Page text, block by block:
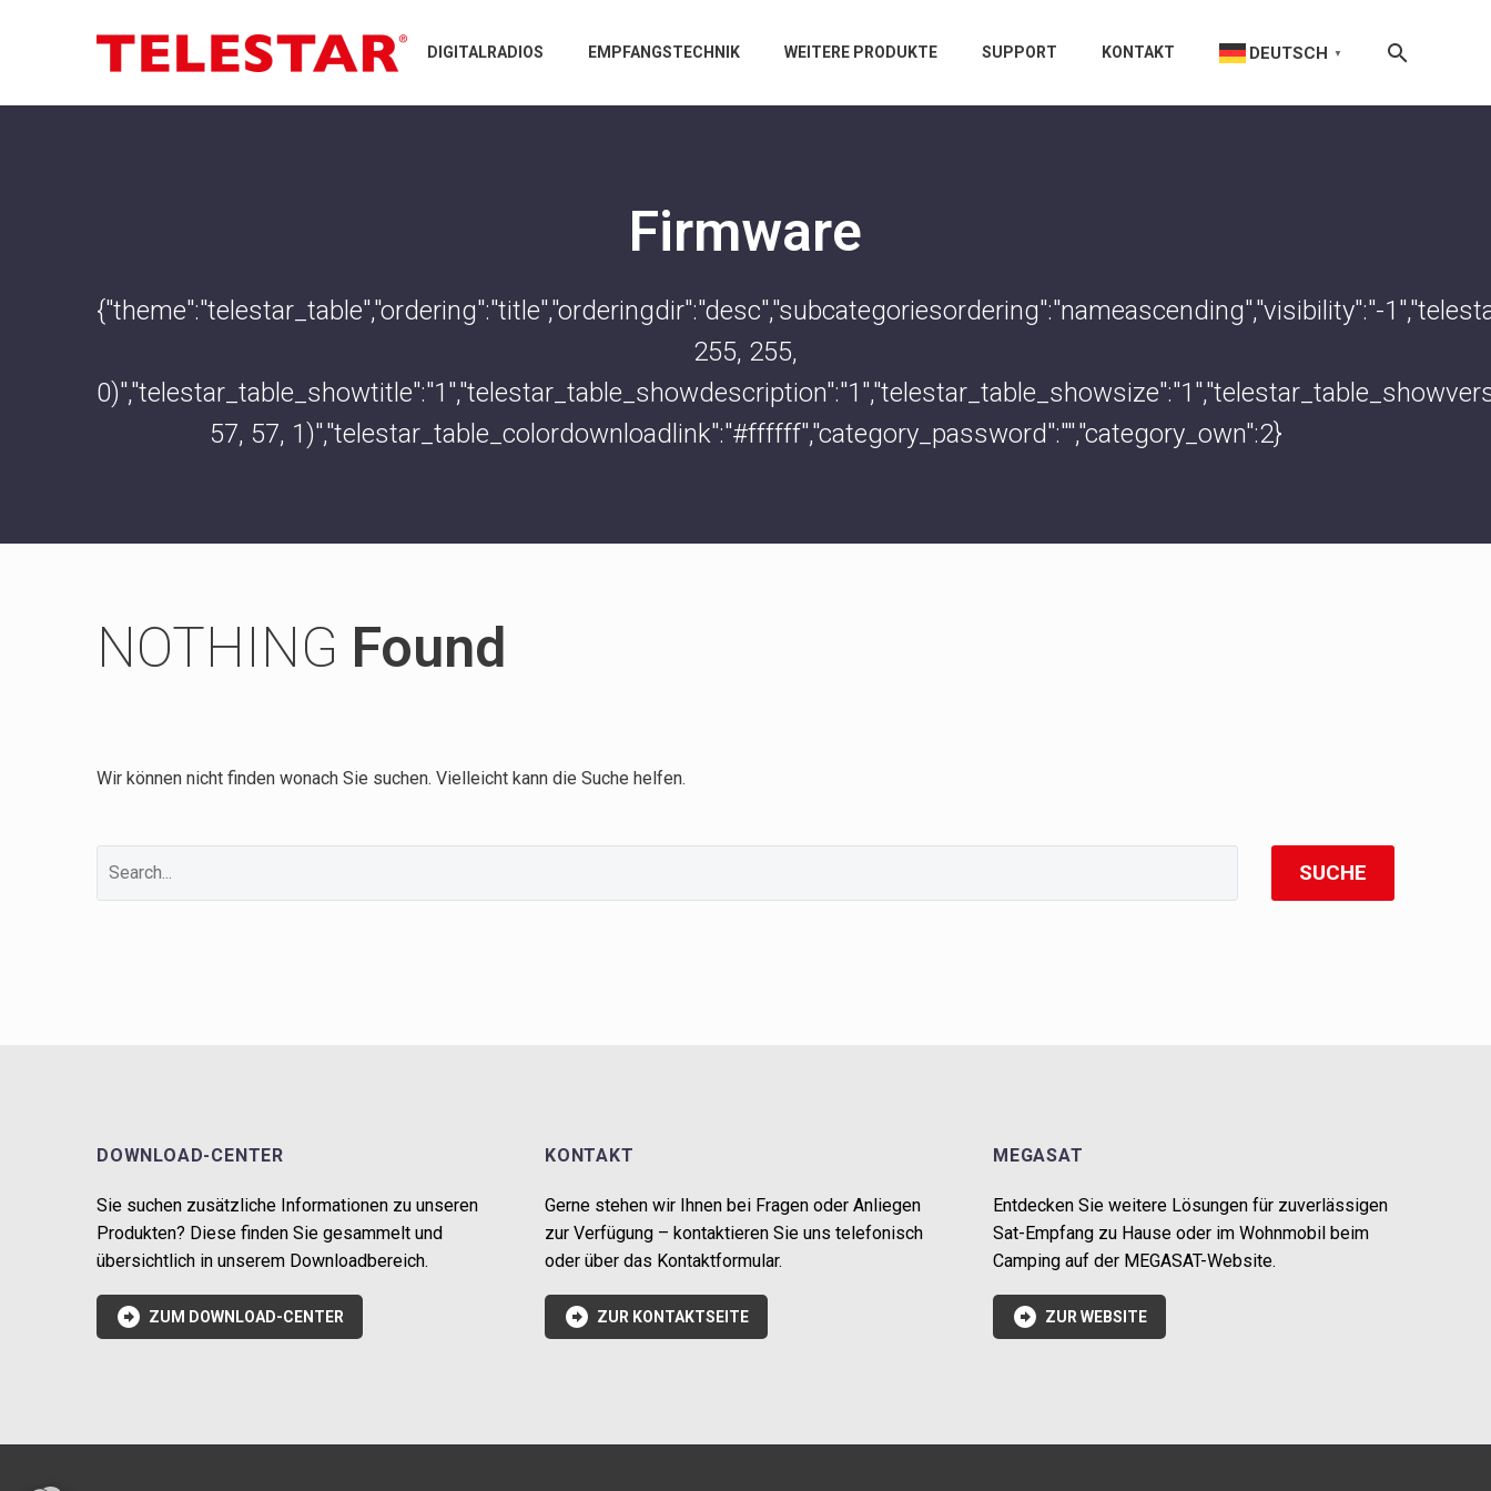
DIGITALRADIOS EMPFANGSTECHNIK WEITERE PRODUKTE SUPPORT KONTAKT DEUTSCH ▼
Firmware
{"theme":"telestar_table","ordering":"title","orderingdir":"desc","subcategoriesordering":"nameascending","visibility":"-
255, 255,
57, 57, 1)","telestar_table_colordownloadlink":"#ffffff","category_password":"","category_own":2}
NOTHING Found
Wir können nicht finden wonach Sie suchen. Vielleicht kann die Suche helfen.
SUCHE
DOWNLOAD-CENTER
Sie suchen zusätzliche Informationen zu unseren
Produkten? Diese finden Sie gesammelt und
übersichtlich in unserem Downloadbereich.
 ZUM DOWNLOAD-CENTER
KONTAKT
Gerne stehen wir Ihnen bei Fragen oder Anliegen
zur Verfügung – kontaktieren Sie uns telefonisch
oder über das Kontaktformular.
 ZUR KONTAKTSEITE
MEGASAT
Entdecken Sie weitere Lösungen für zuverlässigen
Sat-Empfang zu Hause oder im Wohnmobil beim
Camping auf der MEGASAT-Website.
 ZUR WEBSITE